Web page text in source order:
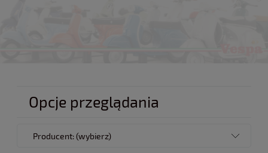
Opcje przeglądania
Producent: (wybierz)